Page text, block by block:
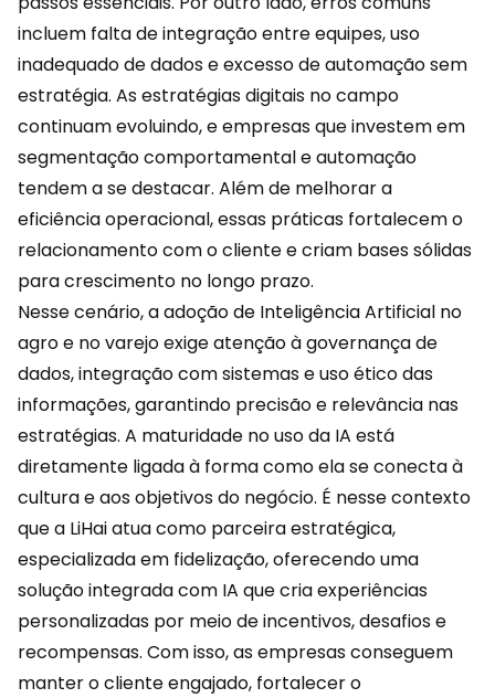
incluem falta de integração entre equipes, uso
inadequado de dados e excesso de automação sem
estratégia. As estratégias digitais no campo
continuam evoluindo, e empresas que investem em
segmentação comportamental e automação
tendem a se destacar. Além de melhorar a
eficiência operacional, essas práticas fortalecem o
relacionamentocom o cliente e criam bases sólidas
para crescimento no longo prazo.
Nesse cenário, a adoção de Inteligência Artificial no
agro e no varejo exige atenção à governança de
dados, integração com sistemas e uso ético das
informações, garantindo precisão e relevância nas
estratégias. A maturidade no uso da IA está
diretamente ligada à forma como ela se conecta à
cultura e aos objetivos do negócio. É nesse contexto
que a LiHai atua como parceira estratégica,
especializada em fidelização, oferecendo uma
solução integrada com IA que cria experiências
personalizadas por meio de incentivos, desafios e
recompensas. Com isso, as empresas conseguem
manter o cliente engajado, fortalecer o